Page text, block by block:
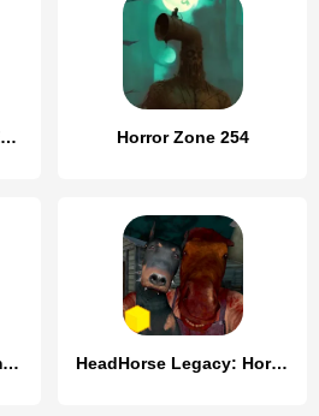
911: Cannibal (Horror Escape) Horror Zone 254
Horror Hide - Backrooms Escape HeadHorse Legacy: Horror Game